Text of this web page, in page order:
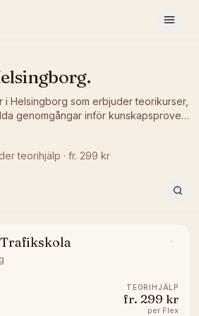
.
i Helsingborg som erbjuder teorikurser,
genomgångar inför kunskapsprovet.
plugga på det sätt som passar dig.
teorihjälp · fr. 299 kr
TEORIHJÄLP
fr. 299 kr
per Flex